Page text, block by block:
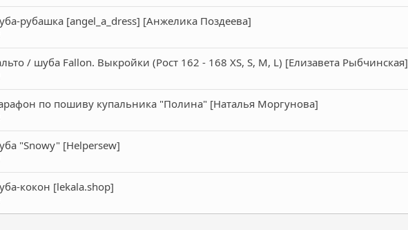
рубашка [angel_a_dress] [Анжелика Поздеева]
/ шуба Fallon. Выкройки (Рост 162 - 168 XS, S, M, L) [Елизавета Рыбчинская]
по пошиву купальника "Полина" [Наталья Моргунова]
"Snowy" [Helpersew]
кокон [lekala.shop]